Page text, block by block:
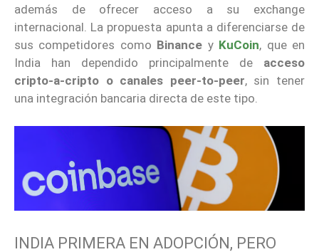
además de ofrecer acceso a su exchange
internacional. La propuesta apunta a diferenciarse de
sus competidores como Binance y KuCoin, que en
India han dependido principalmente de acceso
cripto-a-cripto o canales peer-to-peer, sin tener
una integración bancaria directa de este tipo.
INDIA PRIMERA EN ADOPCIÓN, PERO